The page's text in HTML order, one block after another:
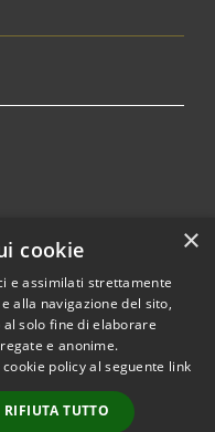
© 2026 • Comune di
Marnate • Powered by
Municipium•
Accesso
×
cookie
e assimilati strettamente
alla navigazione del sito,
solo fine di elaborare
e anonime.
policy al seguente link
RIFIUTA TUTTO